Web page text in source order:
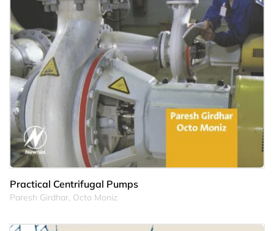
Practical Centrifugal Pumps
Paresh Girdhar, Octo Moniz